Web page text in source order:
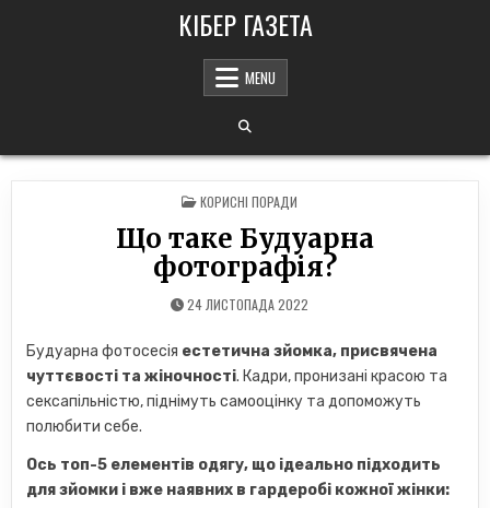
КІБЕР ГАЗЕТА
MENU
POSTED
IN
КОРИСНІ ПОРАДИ
Що таке Будуарна
фотографія?
24 ЛИСТОПАДА 2022
Будуарна фотосесія естетична зйомка, присвячена
чуттєвості та жіночності. Кадри, пронизані красою та
сексапільністю, піднімуть самооцінку та допоможуть
полюбити себе.
Ось топ-5 елементів одягу, що ідеально підходить
для зйомки і вже наявних в гардеробі кожної жінки: